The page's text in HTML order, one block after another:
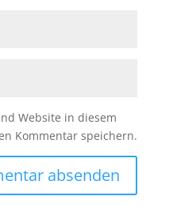
Website in diesem
Kommentar speichern.